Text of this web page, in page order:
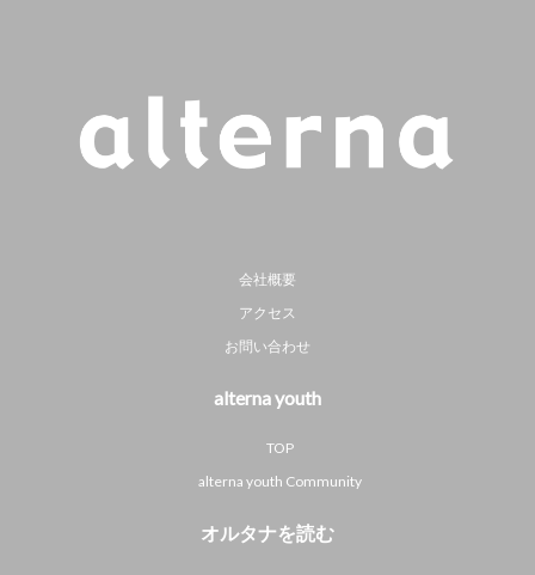
会社概要
アクセス
お問い合わせ
alterna youth
TOP
alterna youth Community
オルタナを読む